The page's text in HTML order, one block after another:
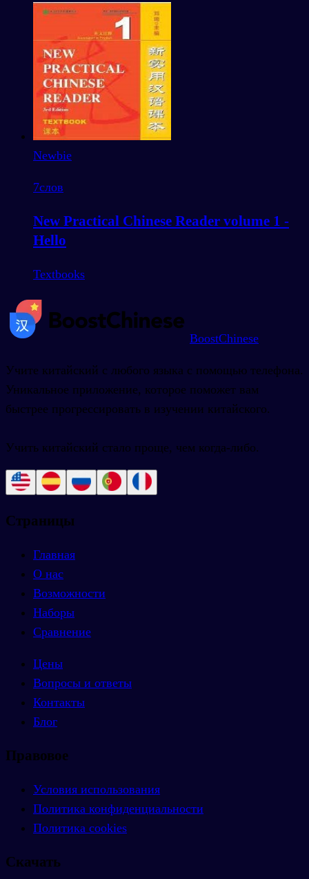
Newbie
7слов
New Practical Chinese Reader volume 1 -
Hello
Textbooks
BoostChinese
Учите китайский с любого языка с помощью телефона.
Уникальное приложение, которое поможет вам
быстрее прогрессировать в изучении китайского.
Учить китайский стало проще, чем когда-либо.
Страницы
Главная
О нас
Возможности
Наборы
Сравнение
Цены
Вопросы и ответы
Контакты
Блог
Правовое
Условия использования
Политика конфиденциальности
Политика cookies
Скачать